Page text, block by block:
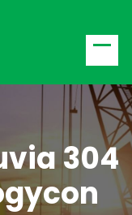
304